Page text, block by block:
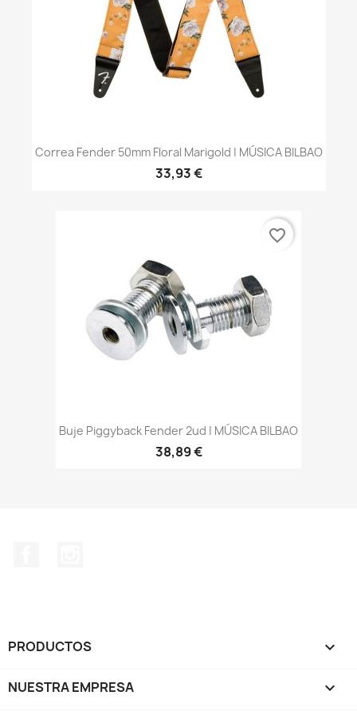
Correa Fender 50mm Floral Marigold | MÚSICA BILBAO
33,93 €
Buje Piggyback Fender 2ud | MÚSICA BILBAO
38,89 €
favorite_border
PRODUCTOS 
NUESTRA EMPRESA 